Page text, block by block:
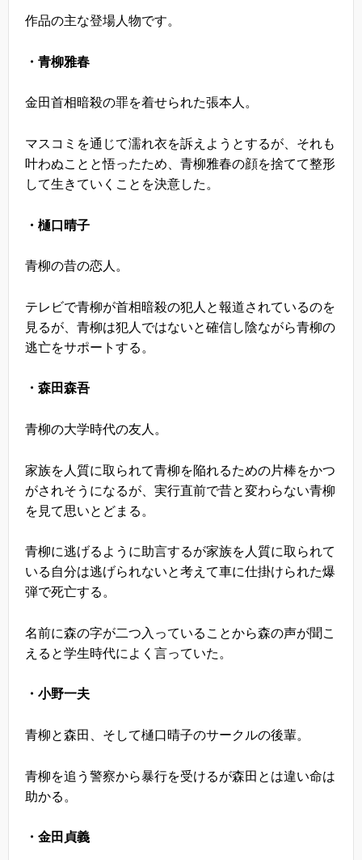
作品の主な登場人物です。
・青柳雅春
金田首相暗殺の罪を着せられた張本人。
マスコミを通じて濡れ衣を訴えようとするが、それも
叶わぬことと悟ったため、青柳雅春の顔を捨てて整形
して生きていくことを決意した。
・樋口晴子
青柳の昔の恋人。
テレビで青柳が首相暗殺の犯人と報道されているのを
見るが、青柳は犯人ではないと確信し陰ながら青柳の
逃亡をサポートする。
・森田森吾
青柳の大学時代の友人。
家族を人質に取られて青柳を陥れるための片棒をかつ
がされそうになるが、実行直前で昔と変わらない青柳
を見て思いとどまる。
青柳に逃げるように助言するが家族を人質に取られて
いる自分は逃げられないと考えて車に仕掛けられた爆
弾で死亡する。
名前に森の字が二つ入っていることから森の声が聞こ
えると学生時代によく言っていた。
・小野一夫
青柳と森田、そして樋口晴子のサークルの後輩。
青柳を追う警察から暴行を受けるが森田とは違い命は
助かる。
・金田貞義